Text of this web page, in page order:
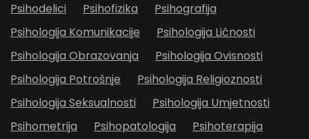
Psihodelici
Psihofizika
Psihografija
Psihologija Komunikacije
Psihologija Ličnosti
Psihologija Obrazovanja
Psihologija Ovisnosti
Psihologija Potrošnje
Psihologija Religioznosti
Psihologija Seksualnosti
Psihologija Umjetnosti
Psihometrija
Psihopatologija
Psihoterapija